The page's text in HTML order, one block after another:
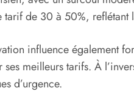
tarif de 30 à 50%, reflétant
influence également
meilleurs tarifs. À
d’urgence.